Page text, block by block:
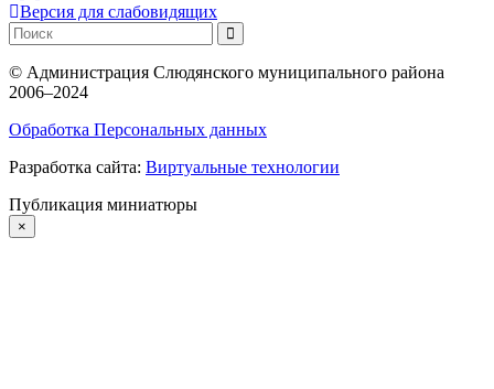
Версия для слабовидящих
© Администрация Слюдянского муниципального района
2006–2024
Обработка Персональных данных
Разработка сайта: Виртуальные технологии
Публикация миниатюры
×